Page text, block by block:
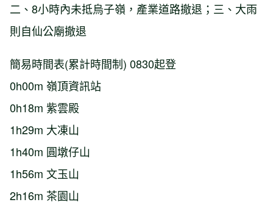
二、8小時內未抵烏子嶺，產業道路撤退；三、大雨
則自仙公廟撤退
簡易時間表(累計時間制) 0830起登
0h00m 嶺頂資訊站
0h18m 紫雲殿
1h29m 大凍山
1h40m 圓墩仔山
1h56m 文玉山
2h16m 茶園山